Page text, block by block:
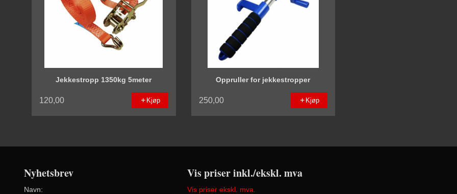
Jekkestropp 1350kg 5meter
120,00 Kjøp
Oppruller for jekkestropper
250,00 Kjøp
Nyhetsbrev
Navn:
Vis priser inkl./ekskl. mva
Vis priser ekskl. mva.